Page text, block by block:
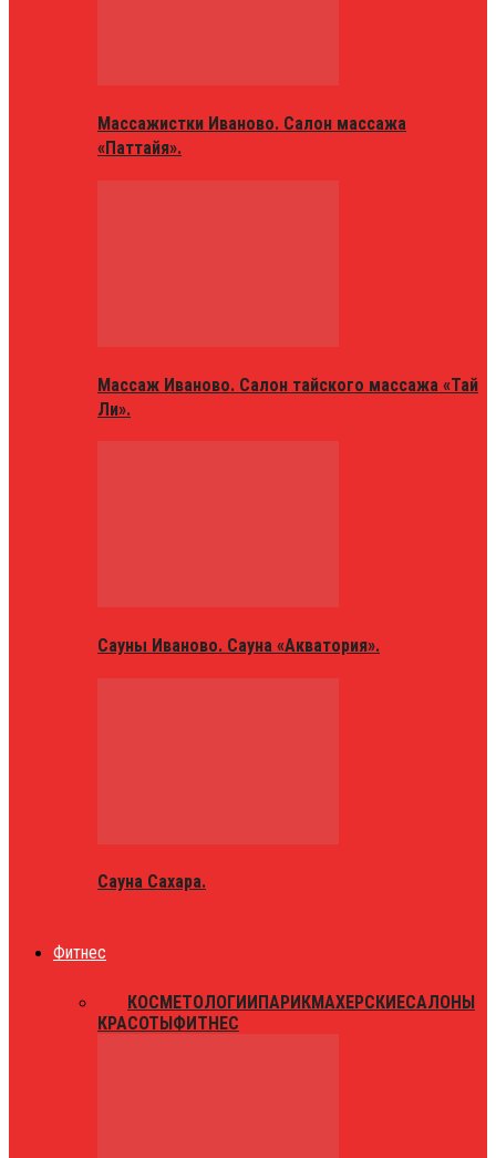
Массажистки Иваново. Салон массажа
«Паттайя».
Массаж Иваново. Салон тайского массажа «Тай
Ли».
Сауны Иваново. Сауна «Акватория».
Сауна Сахара.
Фитнес
КОСМЕТОЛОГИИПАРИКМАХЕРСКИЕСАЛОНЫ
КРАСОТЫФИТНЕС